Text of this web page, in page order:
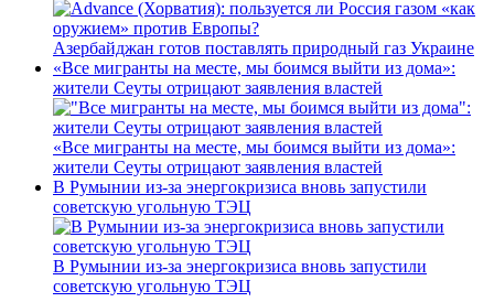
Азербайджан готов поставлять природный газ Украине
«Все мигранты на месте, мы боимся выйти из дома»:
жители Сеуты отрицают заявления властей
«Все мигранты на месте, мы боимся выйти из дома»:
жители Сеуты отрицают заявления властей
В Румынии из-за энергокризиса вновь запустили
советскую угольную ТЭЦ
В Румынии из-за энергокризиса вновь запустили
советскую угольную ТЭЦ